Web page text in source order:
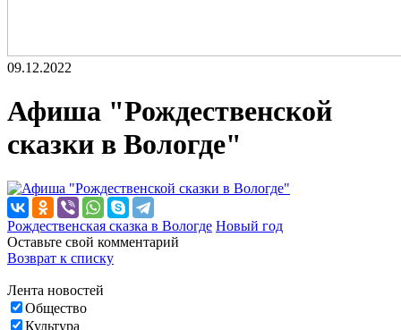
09.12.2022
Афиша "Рождественской
сказки в Вологде"
Рождественская сказка в Вологде Новый год
Оставьте свой комментарий
Возврат к списку
Лента новостей
Общество
Культура